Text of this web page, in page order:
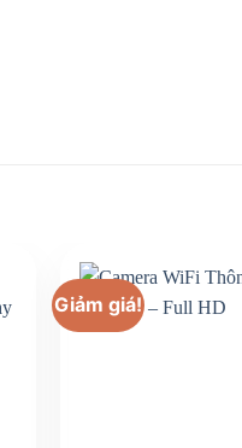
Giảm giá!